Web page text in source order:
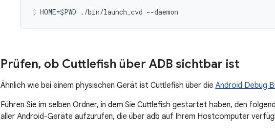
HOME=$PWD ./bin/launch_cvd --daemon
Prüfen, ob Cuttlefish über ADB sichtbar ist
Ähnlich wie bei einem physischen Gerät ist Cuttlefish über die Android Debug
Führen Sie im selben Ordner, in dem Sie Cuttlefish gestartet haben, den
aller Android-Geräte aufzurufen, die über adb auf Ihrem Hostcomputer